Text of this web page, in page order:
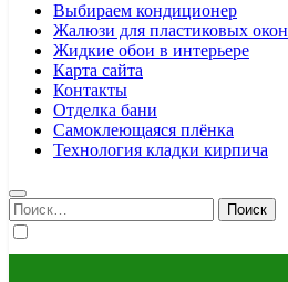
Выбираем кондиционер
Жалюзи для пластиковых окон
Жидкие обои в интерьере
Карта сайта
Контакты
Отделка бани
Самоклеющаяся плёнка
Технология кладки кирпича
Найти: